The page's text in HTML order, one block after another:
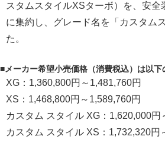
スタムスタイルXSターボ）を、安全
に集約し、グレード名を「カスタム
た。
■メーカー希望小売価格（消費税込）は以下
XG：1,360,800円～1,481,760円
XS：1,468,800円～1,589,760円
カスタム スタイル XG：1,620,000円
カスタム スタイル XS：1,732,320円